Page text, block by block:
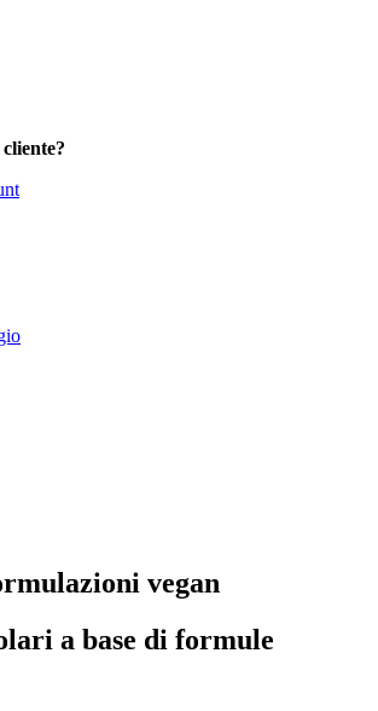
vegan
a base di formule